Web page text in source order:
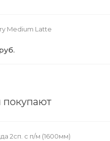
Medium Latte
покупают
2сп. с п/м (1600мм)